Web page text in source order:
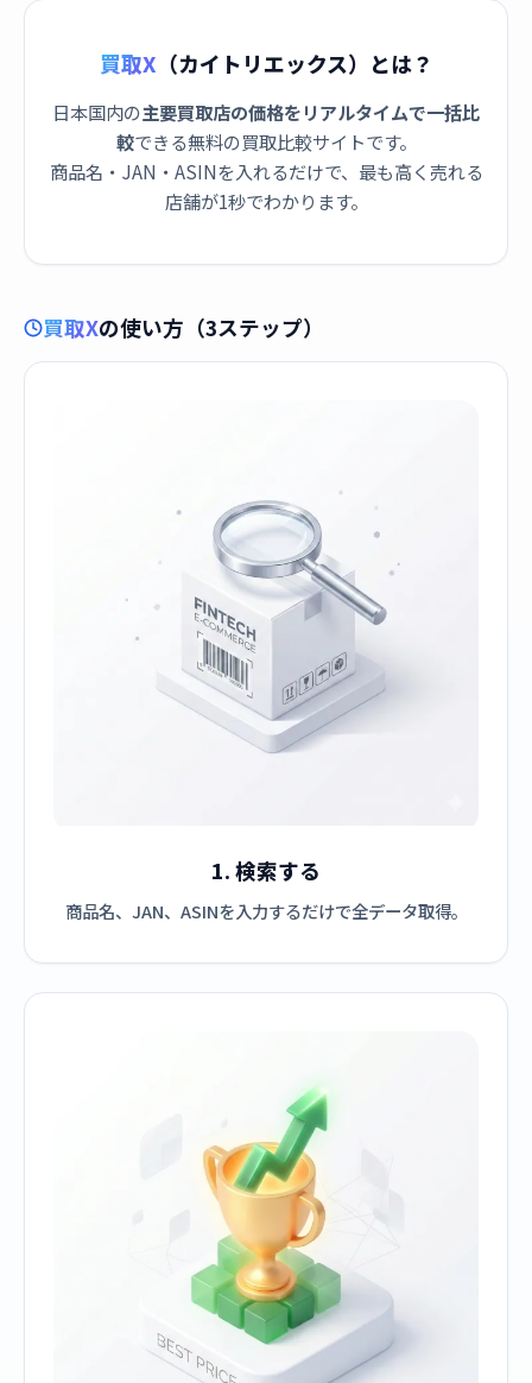
買取X （カイトリエックス）とは？
日本国内の主要買取店の価格をリアルタイムで一括比
較できる無料の買取比較サイトです。
商品名・JAN・ASINを入れるだけで、最も高く売れる
店舗が1秒でわかります。
買取Xの使い方（3ステップ）
1. 検索する
商品名、JAN、ASINを入力するだけで全データ取得。